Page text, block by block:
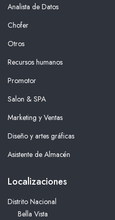
Analista de Datos
Chofer
Otros
Recursos humanos
Promotor
Salon & SPA
Marketing y Ventas
Diseño y artes gráficas
Asistente de Almacén
Localizaciones
Distrito Nacional
Bella Vista